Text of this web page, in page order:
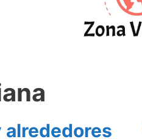
alrededores